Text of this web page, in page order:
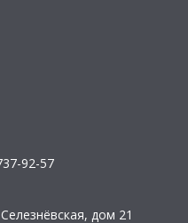
92-57
дом 21